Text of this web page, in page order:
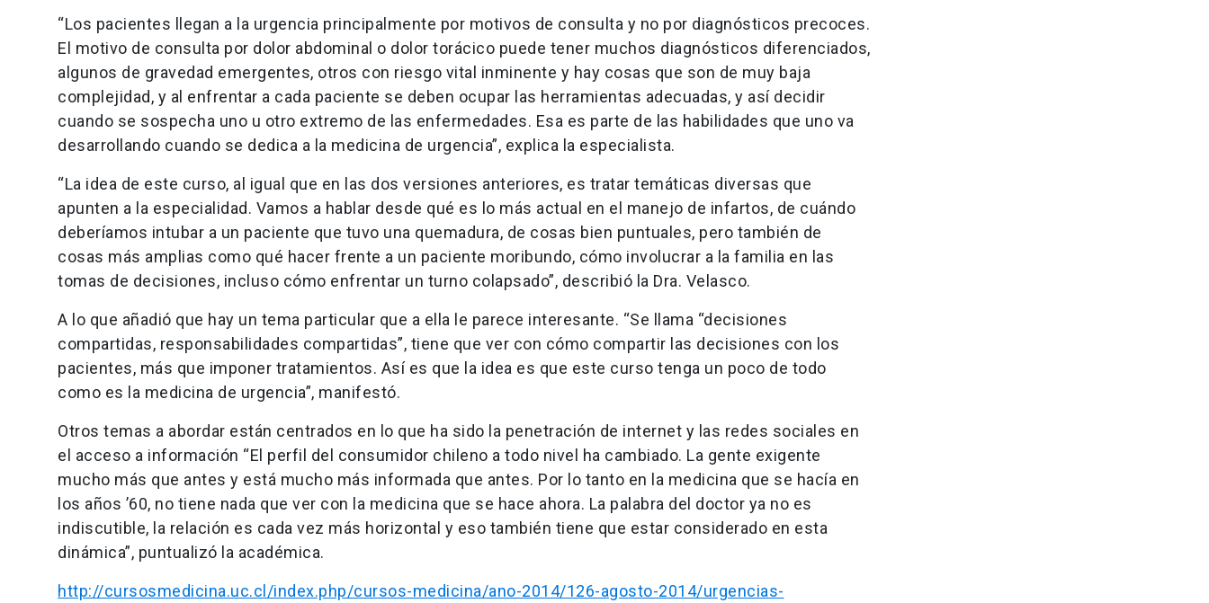
“Los pacientes llegan a la urgencia principalmente por motivos de consulta y no por diagnósticos precoces.
El motivo de consulta por dolor abdominal o dolor torácico puede tener muchos diagnósticos diferenciados,
algunos de gravedad emergentes, otros con riesgo vital inminente y hay cosas que son de muy baja
complejidad, y al enfrentar a cada paciente se deben ocupar las herramientas adecuadas, y así decidir
cuando se sospecha uno u otro extremo de las enfermedades. Esa es parte de las habilidades que uno va
desarrollando cuando se dedica a la medicina de urgencia”, explica la especialista.
“La idea de este curso, al igual que en las dos versiones anteriores, es tratar temáticas diversas que
apunten a la especialidad. Vamos a hablar desde qué es lo más actual en el manejo de infartos, de cuándo
deberíamos intubar a un paciente que tuvo una quemadura, de cosas bien puntuales, pero también de
cosas más amplias como qué hacer frente a un paciente moribundo, cómo involucrar a la familia en las
tomas de decisiones, incluso cómo enfrentar un turno colapsado”, describió la Dra. Velasco.
A lo que añadió que hay un tema particular que a ella le parece interesante. “Se llama “decisiones
compartidas, responsabilidades compartidas”, tiene que ver con cómo compartir las decisiones con los
pacientes, más que imponer tratamientos. Así es que la idea es que este curso tenga un poco de todo
como es la medicina de urgencia”, manifestó.
Otros temas a abordar están centrados en lo que ha sido la penetración de internet y las redes sociales en
el acceso a información “El perfil del consumidor chileno a todo nivel ha cambiado. La gente exigente
mucho más que antes y está mucho más informada que antes. Por lo tanto en la medicina que se hacía en
los años ’60, no tiene nada que ver con la medicina que se hace ahora. La palabra del doctor ya no es
indiscutible, la relación es cada vez más horizontal y eso también tiene que estar considerado en esta
dinámica”, puntualizó la académica.
http://cursosmedicina.uc.cl/index.php/cursos-medicina/ano-2014/126-agosto-2014/urgencias-